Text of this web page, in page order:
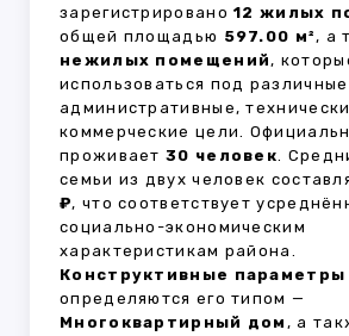
зарегистрировано12 жилых
общей площадью 597.00 м², а
нежилых помещений,
использоваться под различные
административные,
коммерческие цели.
проживает 30 человек.
семьи из двух человек
₽, что соответствует
социально-экономическим
характеристикам района.
Конструктивные параметры
определяются его типом —
Многоквартирный дом , а